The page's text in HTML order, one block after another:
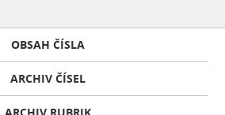
OBSAH ČÍSLA
ARCHIV ČÍSEL